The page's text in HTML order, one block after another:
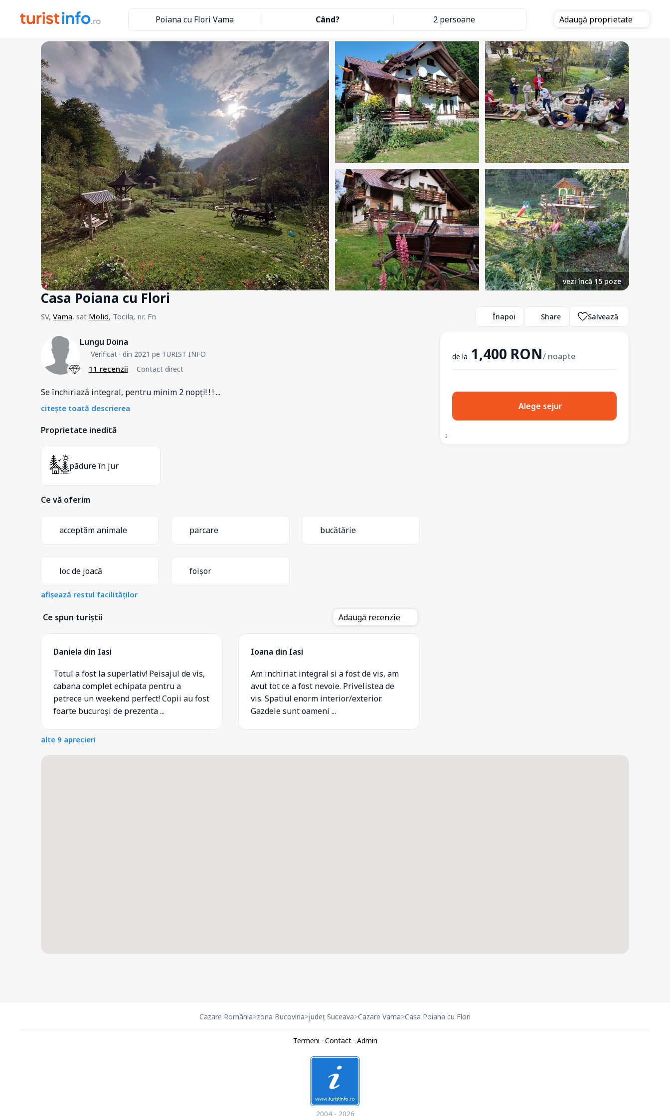
Poiana cu Flori Vama Când? 2 persoane Adaugă proprietate
vezi încă 15 poze
Casa Poiana cu Flori
SV, Vama, sat Molid, Tocila, nr. Fn Înapoi Share Salvează
Lungu Doina
Verificat· din 2021 pe TURIST INFO
11 recenzii Contact direct
Se închiriază integral, pentru minim 2 nopți! ! !...
citește toată descrierea
Proprietate inedită
pădure în jur
Ce vă oferim
acceptăm animale parcare bucătărie
loc de joacă foișor
afișează restul facilităților
Ce spun turiștii Adaugă recenzie
Daniela din Iasi
Totul a fost la superlativ! Peisajul de vis,
cabana complet echipata pentru a
petrece un weekend perfect! Copii au fost
foarte bucuroși de prezenta ...
Ioana din Iasi
Am inchiriat integral si a fost de vis, am
avut tot ce a fost nevoie. Privelistea de
vis. Spatiul enorm interior/exterior.
Gazdele sunt oameni ...
alte 9 aprecieri
de la 1,400 RON/ noapte
Alege sejur
3
Cazare România>zona Bucovina>județ Suceava>Cazare Vama>Casa Poiana cu Flori
Termeni · Contact· Admin
2004 - 2026